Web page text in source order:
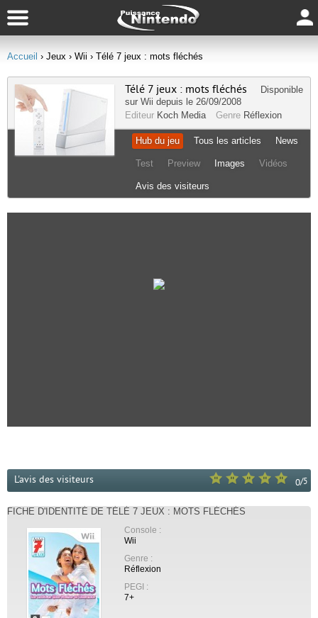
Accueil › Jeux › Wii › Télé 7 jeux : mots fléchés
Télé 7 jeux : mots fléchés
Disponible
sur Wii depuis le 26/09/2008
Editeur Koch Media Genre Réflexion
Hub du jeu Tous les articles News
Test Preview Images Vidéos
Avis des visiteurs
0/5
L'avis des visiteurs
FICHE D'IDENTITÉ DE TÉLÉ 7 JEUX : MOTS FLÉCHÉS
Console :
Wii
Genre :
Réflexion
PEGI :
7+